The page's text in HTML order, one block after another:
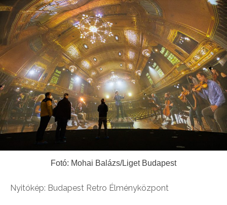
Fotó: Mohai Balázs/Liget Budapest
Nyitókép: Budapest Retro Élményközpont